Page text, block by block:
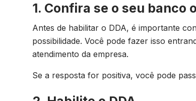
1. Confira se o seu banco
Antes de habilitar o DDA, é importante
possibilidade. Você pode fazer isso
atendimento da empresa.
Se a resposta for positiva, você pode